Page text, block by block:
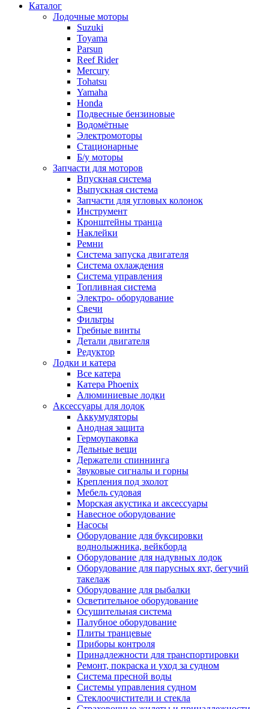
Каталог
Лодочные моторы
Suzuki
Toyama
Parsun
Reef Rider
Mercury
Tohatsu
Yamaha
Honda
Подвесные бензиновые
Водомётные
Электромоторы
Стационарные
Б/у моторы
Запчасти для моторов
Впускная система
Выпускная система
Запчасти для угловых колонок
Инструмент
Кронштейны транца
Наклейки
Ремни
Система запуска двигателя
Система охлаждения
Система управления
Топливная система
Электро- оборудование
Свечи
Фильтры
Гребные винты
Детали двигателя
Редуктор
Лодки и катера
Все катера
Катера Phoenix
Алюминиевые лодки
Аксессуары для лодок
Аккумуляторы
Анодная защита
Гермоупаковка
Дельные вещи
Держатели спиннинга
Звуковые сигналы и горны
Крепления под эхолот
Мебель судовая
Морская акустика и аксессуары
Навесное оборудование
Насосы
Оборудование для буксировки
воднолыжника, вейкборда
Оборудование для надувных лодок
Оборудование для парусных яхт, бегучий
такелаж
Оборудование для рыбалки
Осветительное оборудование
Осушительная система
Палубное оборудование
Плиты транцевые
Приборы контроля
Принадлежности для транспортировки
Ремонт, покраска и уход за судном
Система пресной воды
Системы управления судном
Стеклоочистители и стекла